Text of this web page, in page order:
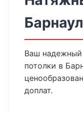
Барнаул
Ваш
потолки в
доплат.